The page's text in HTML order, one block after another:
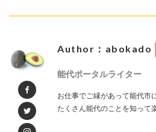
Author：abokado
能代ポータルライター
お仕事でご縁があって能代市
たくさん能代のことを知って